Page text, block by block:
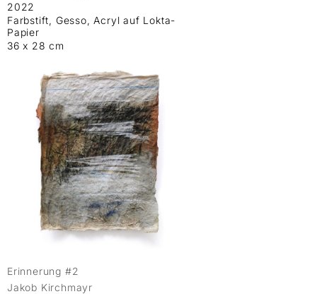
2022
Farbstift, Gesso, Acryl auf Lokta-
Papier
36 x 28 cm
Erinnerung #2
Jakob Kirchmayr